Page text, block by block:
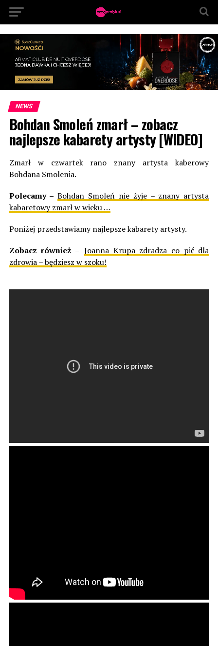
NEWS
Bohdan Smoleń zmarł – zobacz
najlepsze kabarety artysty [WIDEO]
Zmarł w czwartek rano znany artysta kaberowy
Bohdana Smolenia.
Polecamy –Bohdan Smoleń nie żyje – znany artysta
kabaretowy zmarł w wieku …
Poniżej przedstawiamy najlepsze kabarety artysty.
Zobacz również – Joanna Krupa zdradza co pić dla
zdrowia – będziesz w szoku!